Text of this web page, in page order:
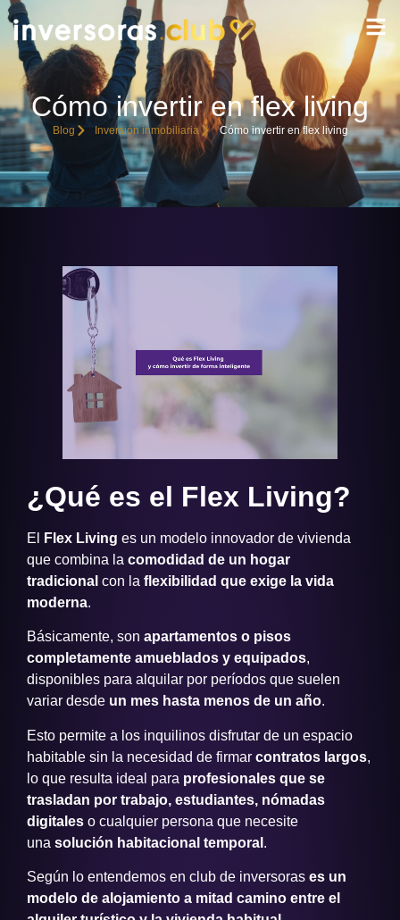
Cómo invertir en flex living
Blog Inversión inmobiliaria Cómo invertir en flex living
¿Qué es el Flex Living?
El Flex Living es un modelo innovador de vivienda
que combina la comodidad de un hogar
tradicional con la flexibilidad que exige la vida
moderna.
Básicamente, son apartamentos o pisos
completamente amueblados y equipados,
disponibles para alquilar por períodos que suelen
variar desde un mes hasta menos de un año.
Esto permite a los inquilinos disfrutar de un espacio
habitable sin la necesidad de firmar contratos largos,
lo que resulta ideal para profesionales que se
trasladan por trabajo, estudiantes, nómadas
digitales o cualquier persona que necesite
una solución habitacional temporal .
Según lo entendemos en club de inversoras es un
modelo de alojamiento a mitad camino entre el